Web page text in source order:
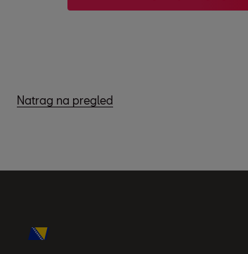
Natrag na pregled